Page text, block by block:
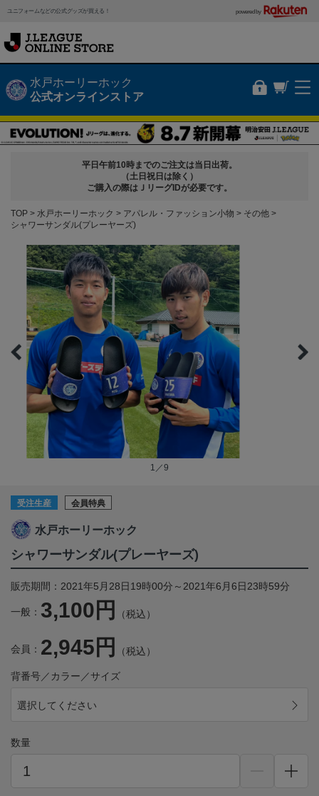
ユニフォームなどの公式グッズが買える！ powered by
水戸ホーリーホック
公式オンラインストア
平日午前10時までのご注文は当日出荷。
（土日祝日は除く）
ご購入の際はＪリーグIDが必要です。
TOP 水戸ホーリーホック アパレル・ファッション小物
その他
シャワーサンダル(プレーヤーズ)
1／9
受注生産 会員特典
水戸ホーリーホック
シャワーサンダル(プレーヤーズ)
販売期間：2021年5月28日19時00分～2021年6月6日23時59分
一般： 3,100円 （税込）
会員： 2,945円 （税込）
背番号／カラー／サイズ
選択してください
数量